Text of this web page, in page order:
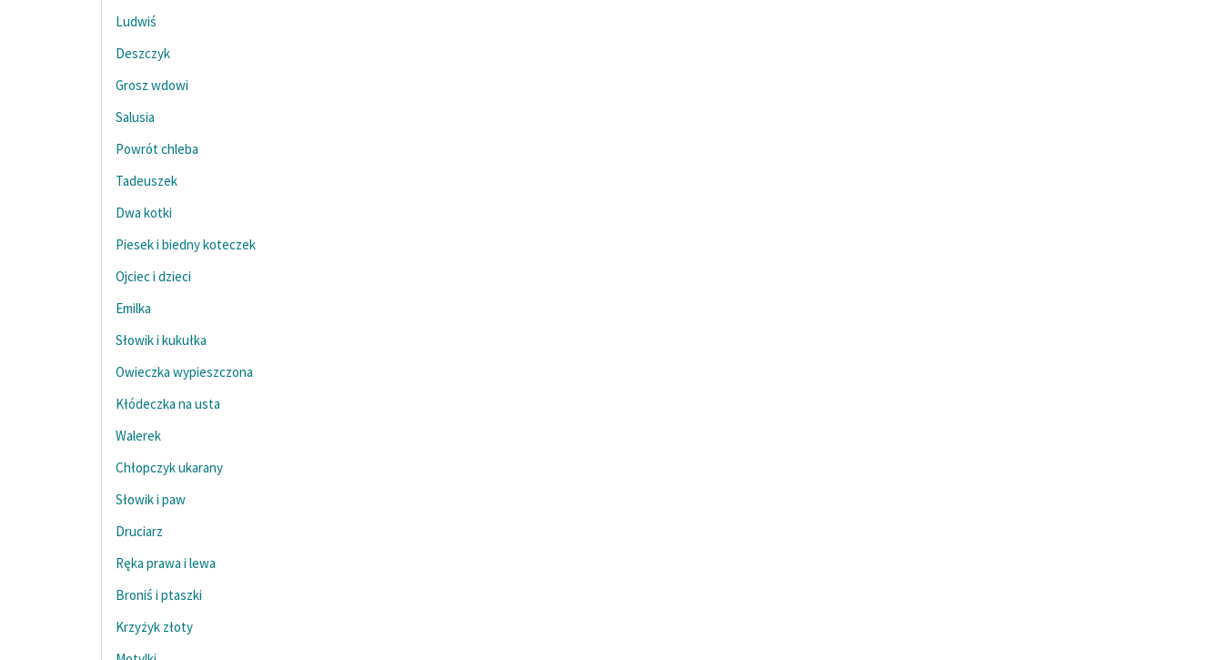
Ludwiś
Deszczyk
Grosz wdowi
Salusia
Powrót chleba
Tadeuszek
Dwa kotki
Piesek i biedny koteczek
Ojciec i dzieci
Emilka
Słowik i kukułka
Owieczka wypieszczona
Kłódeczka na usta
Walerek
Chłopczyk ukarany
Słowik i paw
Druciarz
Ręka prawa i lewa
Broniś i ptaszki
Krzyżyk złoty